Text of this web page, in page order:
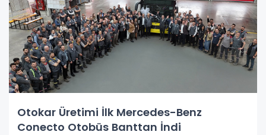
Otokar Üretimi İlk Mercedes-Benz
Conecto Otobüs Banttan İndi